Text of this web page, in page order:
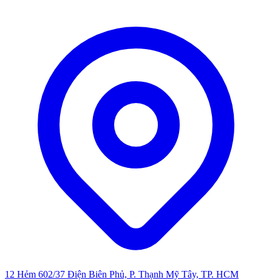
12 Hẻm 602/37 Điện Biên Phủ, P. Thạnh Mỹ Tây, TP. HCM